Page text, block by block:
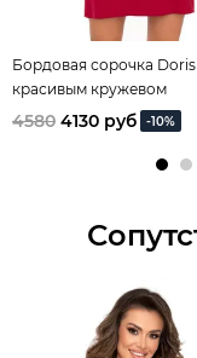
Бордовая сорочка
красивым кружевом
4580 4130 руб -10%